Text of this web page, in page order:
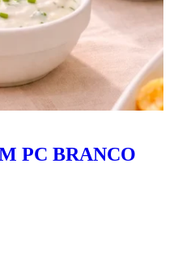
PC BRANCO